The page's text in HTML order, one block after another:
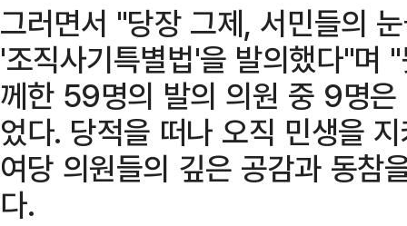
그러면서 "당장 그제, 서민들의
'조직사기특별법'을 발의했다"며
께한 59명의 발의 의원 중 9명
었다. 당적을 떠나 오직 민생을
여당 의원들의 깊은 공감과 동참
다.